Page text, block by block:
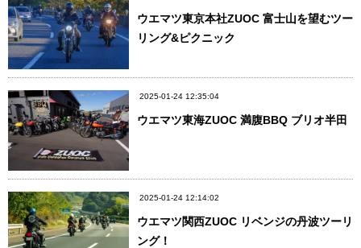
ウエマツ東京本社ZUOC 富士山を望むツー
リング&ピクニック
2025-01-24 12:35:04
ウエマツ東海ZUOC 満腹BBQ ブリオ半田
2025-01-24 12:14:02
ウエマツ関西ZUOC リベンジの丹波ツーリ
ング！